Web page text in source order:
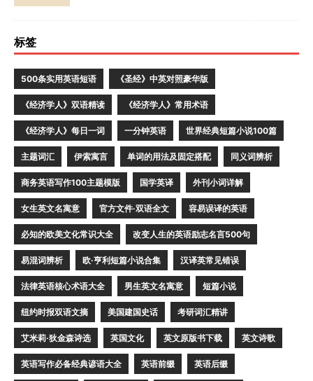
标签
500条实用英语短语 《圣经》中英对照豪华版
《经济学人》双语精读 《经济学人》常用术语
《经济学人》每日一词 一分钟英语 世界经典短篇小说100篇
主题词汇 伊索寓言 单词的用法及固定搭配 同义词辨析
商务英语写作100主题模版 国学英译 外刊小词详解
女生英文名寓意 官方文件·双语全文 容易误译的英语
必知的欧美文化常识大全 改变人生的英语励志名言500句
易混词辨析 欧·亨利短篇小说合集 汉译英常见错误
法律英语核心术语大全 男生英文名寓意 短篇小说
纽约时报双语文摘 美国建国史话 考研词汇精讲
艾米莉·狄金森诗选 英国文化 英文原版书下载 英文诗歌
英语写作必备经典谚语大全 英语前缀 英语后缀